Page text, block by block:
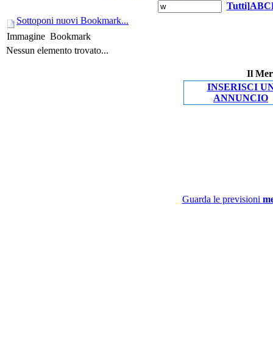
Tutti]ABC
Sottoponi nuovi Bookmark...
Immagine Bookmark
Nessun elemento trovato...
Il
INSERISCI
ANNUNCIO
Guarda le previsioni